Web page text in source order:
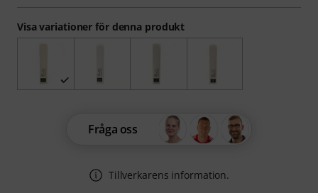
Visa variationer för denna produkt
Fråga oss
Tillverkarens information.